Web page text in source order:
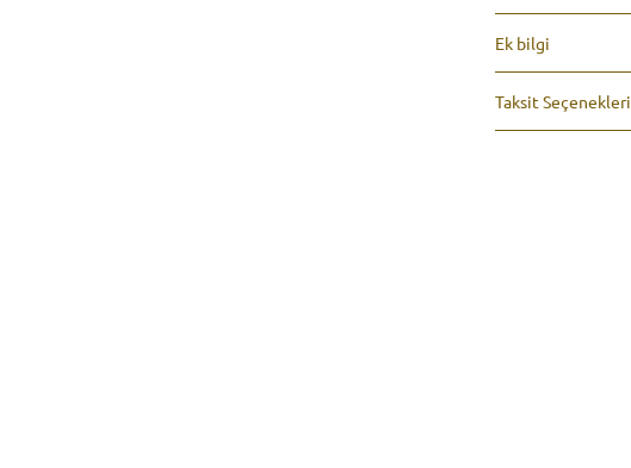
Ek bilgi
Taksit Seçenekleri